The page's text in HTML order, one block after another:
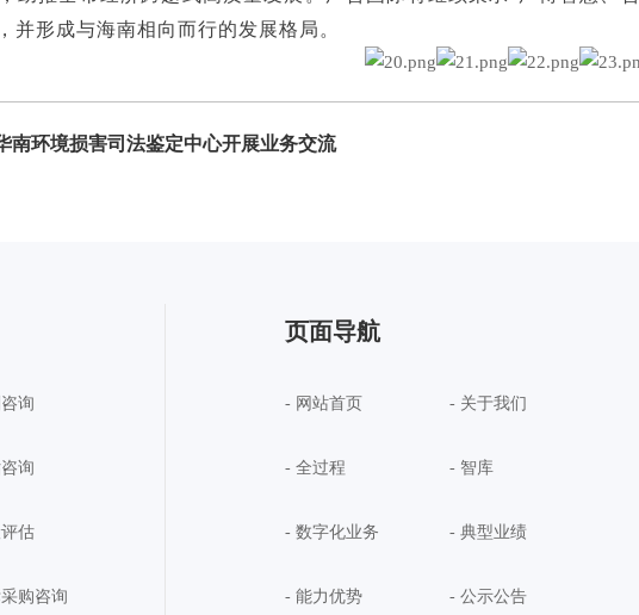
并形成与海南相向而行的发展格局。
南环境损害司法鉴定中心开展业务交流
询
询
估
购咨询
页面导航
- 网站首页 - 关于我们
- 全过程 - 智库
- 数字化业务 - 典型业绩
- 能力优势 - 公示公告